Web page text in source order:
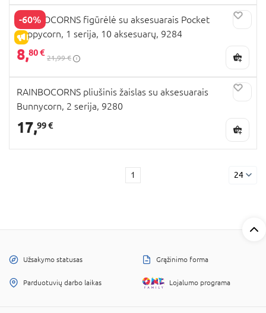
-60%
IŠPARDAVIMAS
RAINBOCORNS figūrėlė su aksesuarais Pocket
Puppycorn, 1 serija, 10 aksesuarų, 9284
8,80 €
21,99 €
RAINBOCORNS pliušinis žaislas su aksesuarais
Bunnycorn, 2 serija, 9280
17,99 €
1 24
Užsakymo statusas Grąžinimo forma
Parduotuvių darbo laikas Lojalumo programa